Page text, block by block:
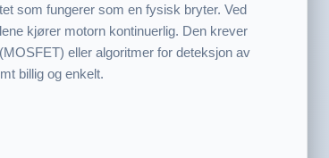
som fungerer som en fysisk bryter. Ved
kjører motorn kontinuerlig. Den krever
eller algoritmer for deteksjon av
billig og enkelt.